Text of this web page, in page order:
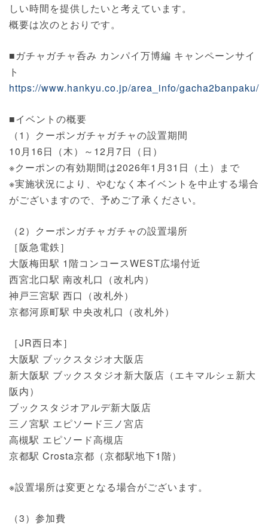
しい時間を提供したいと考えています。
概要は次のとおりです。
■ガチャガチャ呑み カンパイ万博編 キャンペーンサイ
ト
https://www.hankyu.co.jp/area_info/gacha2banpaku/
■イベントの概要
（1）クーポンガチャガチャの設置期間
10月16日（木）～12月7日（日）
※クーポンの有効期間は2026年1月31日（土）まで
※実施状況により、やむなく本イベントを中止する場合
がございますので、予めご了承ください。
（2）クーポンガチャガチャの設置場所
［阪急電鉄］
大阪梅田駅 1階コンコースWEST広場付近
西宮北口駅 南改札口（改札内）
神戸三宮駅 西口（改札外）
京都河原町駅 中央改札口（改札外）
［JR西日本］
大阪駅 ブックスタジオ大阪店
新大阪駅 ブックスタジオ新大阪店（エキマルシェ新大
阪内）
ブックスタジオアルデ新大阪店
三ノ宮駅 エピソード三ノ宮店
高槻駅 エピソード高槻店
京都駅 Crosta京都（京都駅地下1階）
※設置場所は変更となる場合がございます。
（3）参加費